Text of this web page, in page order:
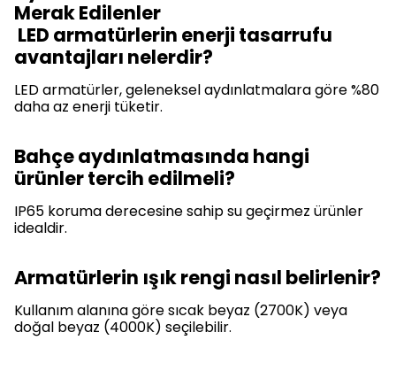
Merak Edilenler
LED armatürlerin enerji tasarrufu
avantajları nelerdir?
LED armatürler, geleneksel aydınlatmalara göre %80
daha az enerji tüketir.
Bahçe aydınlatmasında hangi
ürünler tercih edilmeli?
IP65 koruma derecesine sahip su geçirmez ürünler
idealdir.
Armatürlerin ışık rengi nasıl belirlenir?
Kullanım alanına göre sıcak beyaz (2700K) veya
doğal beyaz (4000K) seçilebilir.